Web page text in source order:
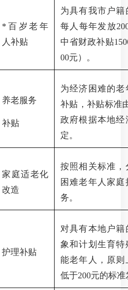
*百岁老年
人补贴
为具有我市户
每人每年发放
中省财政补贴
00元）。
养老服务
补贴
为经济困难的
补贴，补贴标准
政府根据本地
定。
家庭适老化
改造
按照相关标准
困难老年人家
务。
护理补贴
对具有本地户
象和计划生育
能老年人，原
低于200元的标